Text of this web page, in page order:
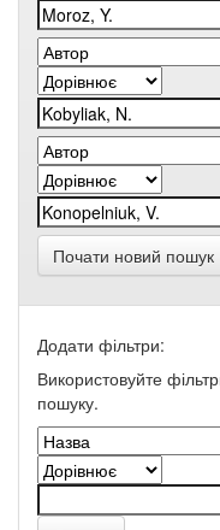
Почати новий пошук
Додати фільтри:
Використовуйте
пошуку.